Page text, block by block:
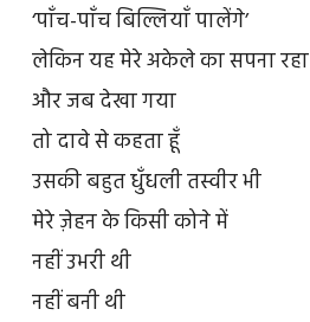
‘पाँच-पाँच बिल्लियाँ पालेंगे’
लेकिन यह मेरे अकेले का सपना रहा
और जब देखा गया
तो दावे से कहता हूँ
उसकी बहुत धुँधली तस्वीर भी
मेरे ज़ेहन के किसी कोने में
नहीं उभरी थी
नहीं बनी थी